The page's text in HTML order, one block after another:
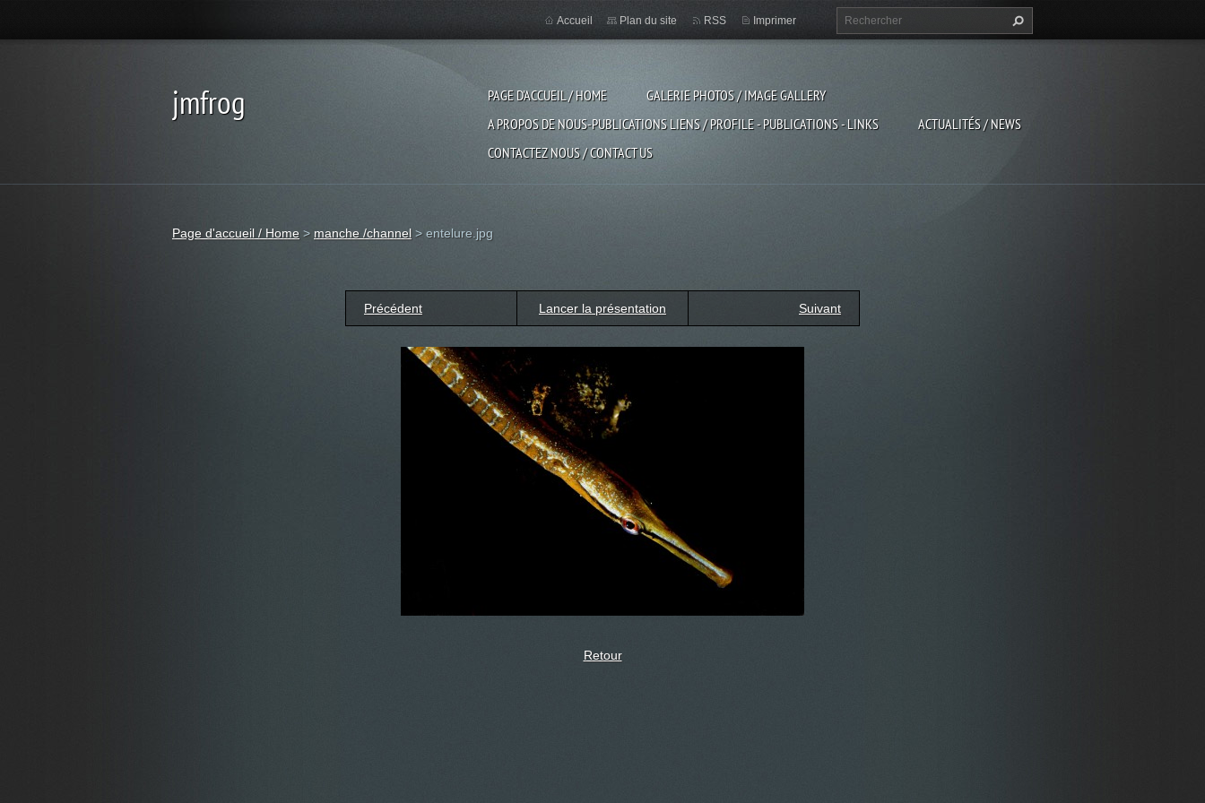
jmfrog PAGE D'ACCUEIL / HOME
GALERIE PHOTOS / IMAGE GALLERY
A PROPOS DE NOUS-PUBLICATIONS LIENS / PROFILE - PUBLICATIONS - LINKS
ACTUALITÉS / NEWS
CONTACTEZ NOUS / CONTACT US
Accueil Plan du site RSS Imprimer
Page d'accueil / Home > manche /channel >entelure.jpg
Précédent Lancer la présentation Suivant
Retour